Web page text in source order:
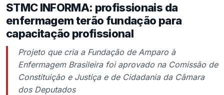
STMC INFORMA: profissionais da
enfermagem terão fundação para
capacitação profissional
Projeto que cria a Fundação de Amparo à
Enfermagem Brasileira foi aprovado na Comissão de
Constituição e Justiça e de Cidadania da Câmara
dos Deputados